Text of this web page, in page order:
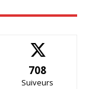
708
Suiveurs